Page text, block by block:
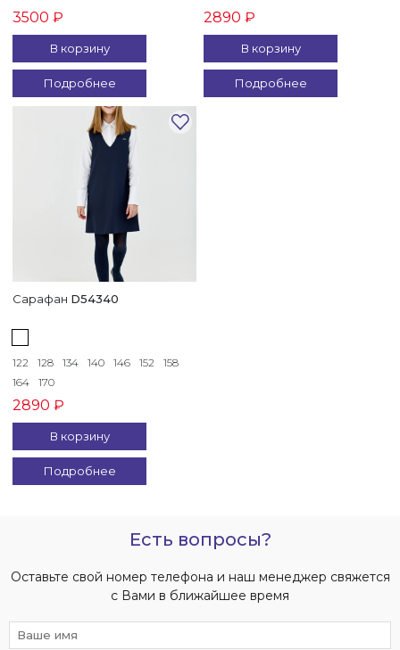
Серый
(1)
3500 ₽
В корзину
Подробнее
2890 ₽
В корзину
Подробнее
Сарафан D54340
122 128 134 140 146 152
158
164
170
2890 ₽
В корзину
Подробнее
Есть вопросы?
Оставьте свой номер телефона и наш менеджер свяжется
с Вами в ближайшее время